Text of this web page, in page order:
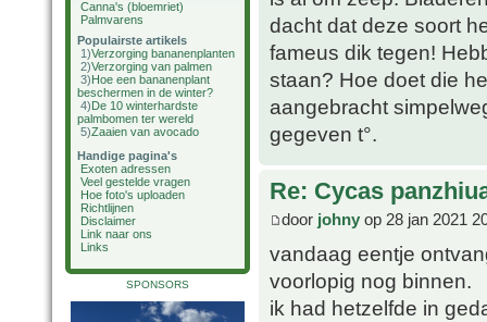
Canna's (bloemriet)
Palmvarens
Populairste artikels
1)Verzorging bananenplanten
2)Verzorging van palmen
3)Hoe een bananenplant
beschermen in de winter?
4)De 10 winterhardste
palmbomen ter wereld
5)Zaaien van avocado
Handige pagina's
Exoten adressen
Veel gestelde vragen
Hoe foto's uploaden
Richtlijnen
Disclaimer
Link naar ons
Links
SPONSORS
dacht dat deze soort
fameus dik tegen!
staan? Hoe doet die
aangebracht
gegeven t°.
Re: Cycas
door johny op 28 jan 2021
vandaag eentje
voorlopig nog binnen.
ik had hetzelfde in